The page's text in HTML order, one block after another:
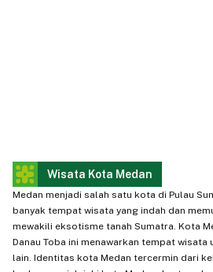
Wisata Kota Medan
Medan menjadi salah satu kota di Pulau
banyak tempat wisata yang indah dan
mewakili eksotisme tanah Sumatra. Kota
Danau Toba ini menawarkan tempat wisata
lain. Identitas kota Medan tercermin dari